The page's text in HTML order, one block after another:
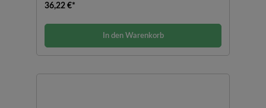
36,22 €*
In den Warenkorb